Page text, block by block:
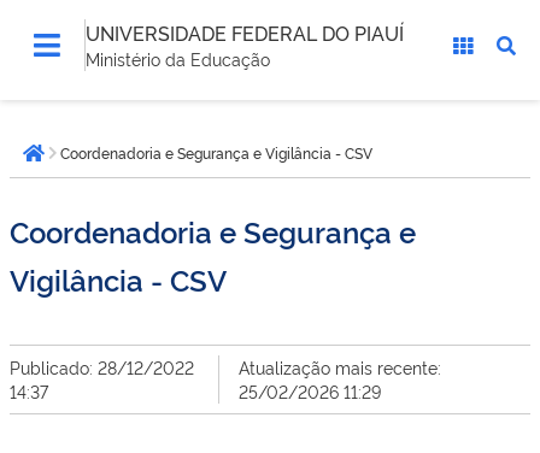
UNIVERSIDADE FEDERAL DO PIAUÍ
Ministério da Educação
está
aqui:Página inicial
Coordenadoria e Segurança e Vigilância - CSV
Coordenadoria e Segurança e
Vigilância - CSV
Publicado: 28/12/2022
14:37
Atualização mais recente:
25/02/2026 11:29